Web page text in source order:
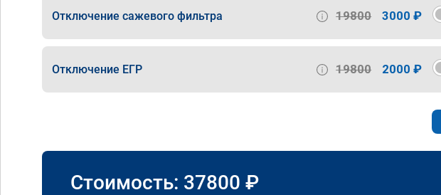
Отключение сажевого фильтра 19800 3000 ₽
Отключение ЕГР 19800 2000 ₽
Стоимость: 37800 ₽